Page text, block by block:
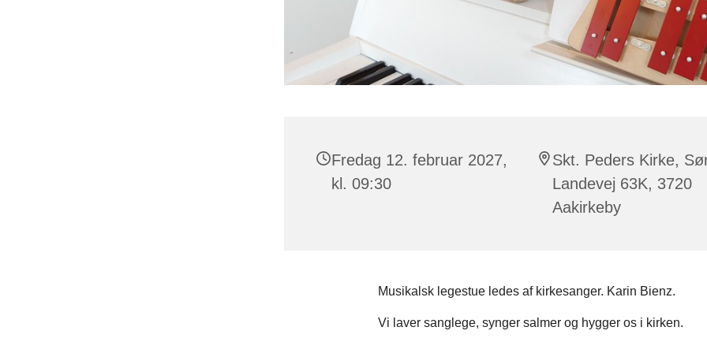
Fredag 12. februar 2027,
kl. 09:30
Skt. Peders Kirke,
Landevej 63K, 3720
Aakirkeby
Musikalsk legestue ledes af kirkesanger. Karin Bienz.
Vi laver sanglege, synger salmer og hygger os i kirken.